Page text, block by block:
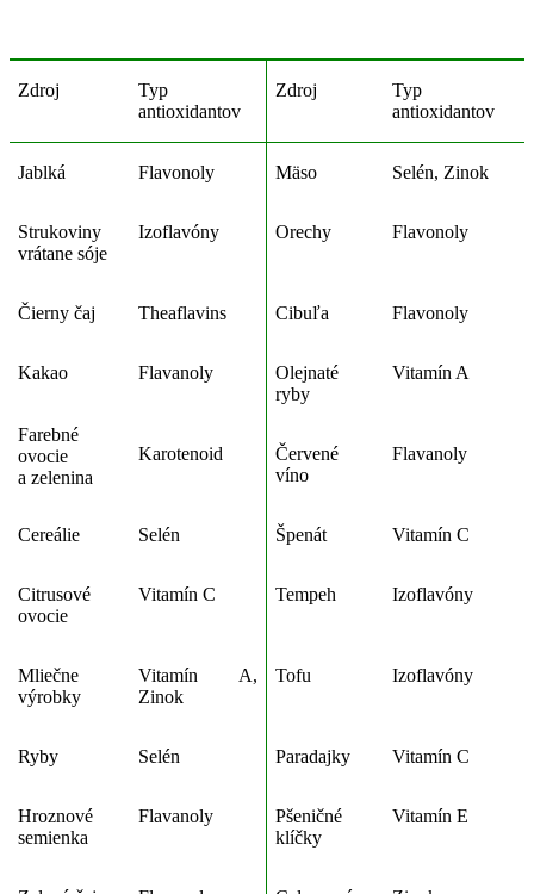
Zdroj
Typ
antioxidantov
Zdroj
Typ
antioxidantov
Jablká Flavonoly Mäso Selén, Zinok
Strukoviny
vrátane sóje
Izoflavóny Orechy Flavonoly
Čierny čaj Theaflavins Cibuľa Flavonoly
Kakao Flavanoly
Olejnaté
ryby
Vitamín A
Farebné
ovocie
a zelenina
Karotenoid
Červené
víno
Flavanoly
Cereálie Selén Špenát Vitamín C
Citrusové
ovocie
Vitamín C Tempeh Izoflavóny
Mliečne
výrobky
Vitamín A,
Zinok
Tofu Izoflavóny
Ryby Selén Paradajky Vitamín C
Hroznové
semienka
Flavanoly
Pšeničné
klíčky
Vitamín E